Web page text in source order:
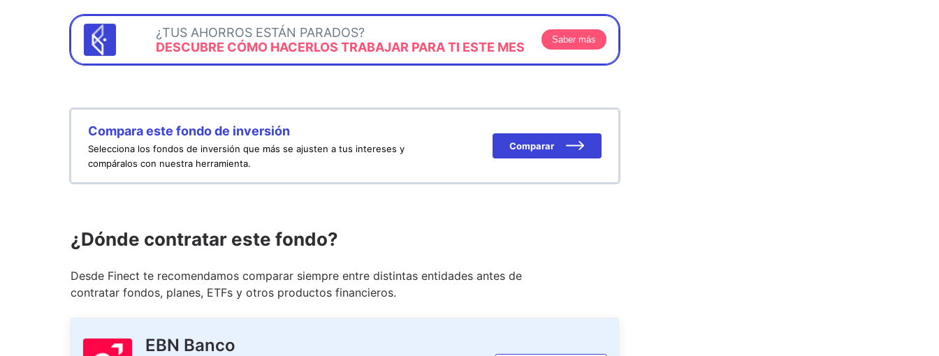
¿TUS AHORROS ESTÁN PARADOS?
DESCUBRE CÓMO HACERLOS TRABAJAR PARA TI ESTE MES
Saber más
Compara este fondo de inversión
Selecciona los fondos de inversión que más se ajusten a tus intereses y
compáralos con nuestra herramienta.
Comparar
¿Dónde contratar este fondo?
Desde Finect te recomendamos comparar siempre entre distintas entidades antes de
contratar fondos, planes, ETFs y otros productos financieros.
EBN Banco